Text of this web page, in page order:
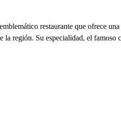
restaurante que ofrece
región. Su especialidad, el